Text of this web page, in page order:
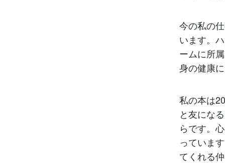
今の私の
います。
ームに所
身の健康
私の本は
と友にな
らです。
っていま
てくれる